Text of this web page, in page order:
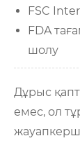
FSC
FDA
шолу
Дұрыс
емес, ол